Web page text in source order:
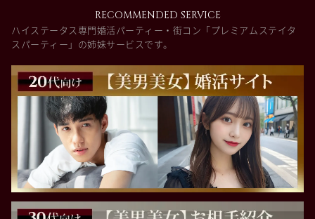
RECOMMENDED SERVICE
ハイステータス専門婚活パーティー・街コン「プレミアムステイタ
スパーティー」の姉妹サービスです。